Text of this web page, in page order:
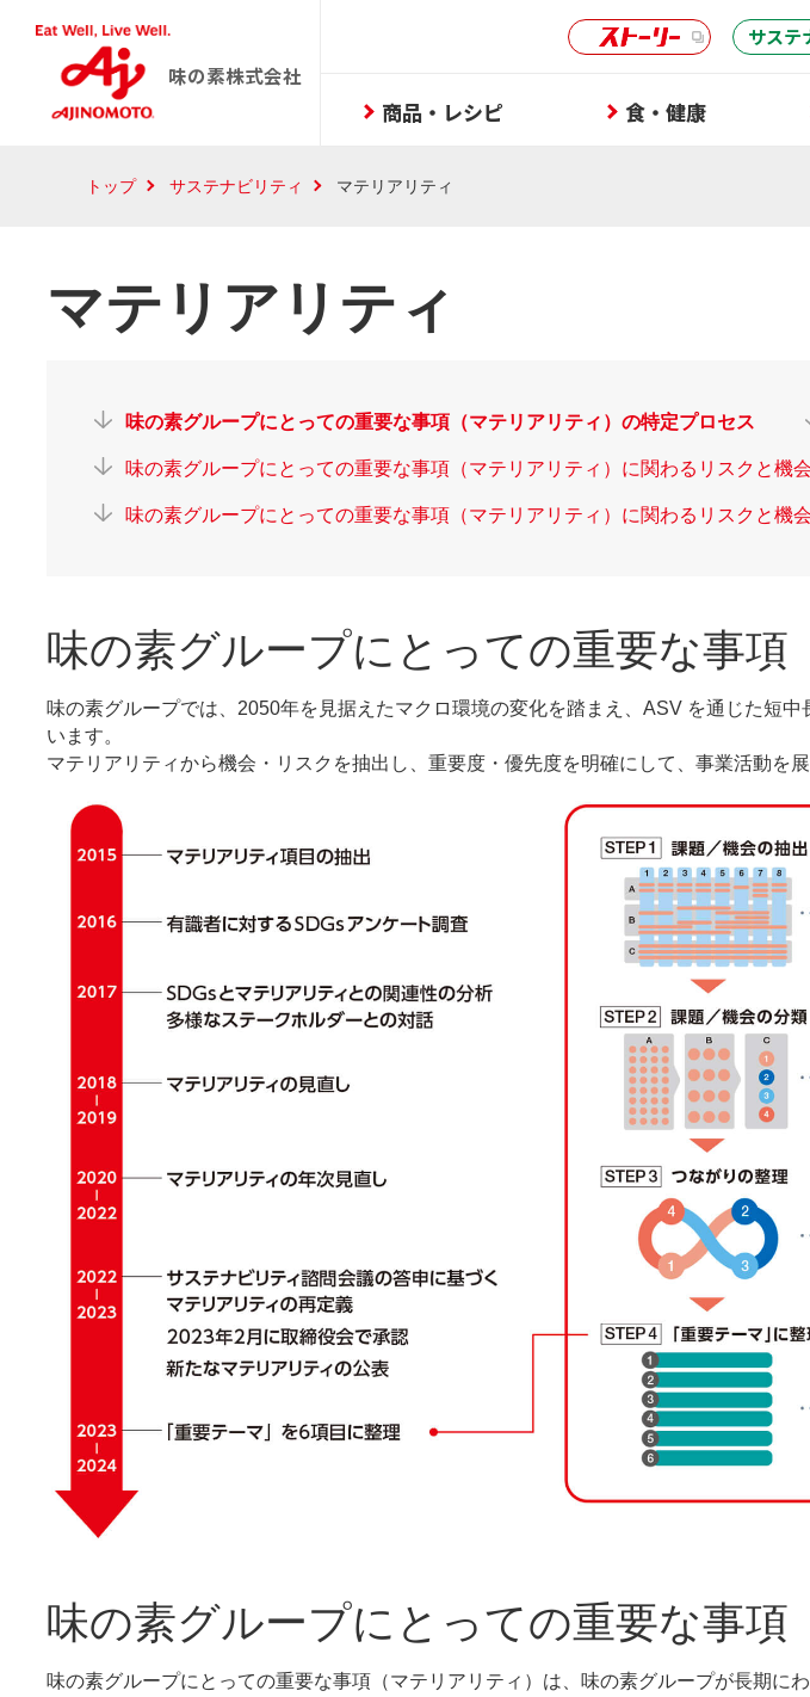
味の素株式会社
サステ
商品・レシピ 食・健康
トップ サステナビリティ マテリアリティ
マテリアリティ
味の素グループにとっての重要な事項（マテリアリティ）の特定プロセス
味の素グループにとっての重要な事項（マテリアリティ）に関わるリスクと機会
味の素グループにとっての重要な事項（マテリアリティ）に関わるリスクと機
味の素グループにとっての重要な事
味の素グループでは、2050年を見据えたマクロ環境の変化を踏まえ、ASV を通じた短
います。
マテリアリティから機会・リスクを抽出し、重要度・優先度を明確にして、事業活動を展
味の素グループにとっての重要な事項
味の素グループにとっての重要な事項（マテリアリティ）は、味の素グループが長期に